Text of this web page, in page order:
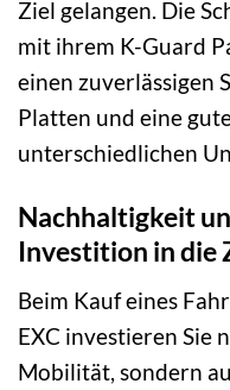
Ziel gelangen. Die
mit ihrem K-Guard
einen zuverlässigen
Platten und eine
unterschiedlichen
Nachhaltigkeit
Investition in die
Beim Kauf eines
EXC investieren Sie
Mobilität, sondern